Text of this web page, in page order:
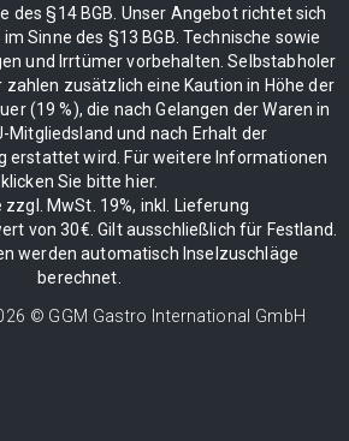
des §14 BGB. Unser Angebot richtet sich
Sinne des §13 BGB. Technische sowie
und Irrtümer vorbehalten. Selbstabholer
zahlen zusätzlich eine Kaution in Höhe der
(19 %), die nach Gelangen der Waren in
Mitgliedsland und nach Erhalt der
erstattet wird. Für weitere Informationen
klicken Sie bitte hier.
zzgl. MwSt. 19%, inkl. Lieferung
von 30€. Gilt ausschließlich für Festland.
werden automatisch Inselzuschläge
berechnet.
© GGM Gastro International GmbH